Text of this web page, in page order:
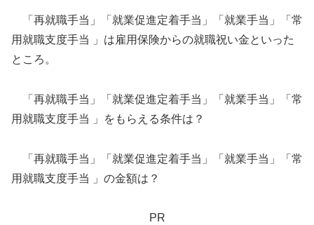
「再就職手当」「就業促進定着手当」「就業手当」「常
用就職支度手当 」は雇用保険からの就職祝い金といった
ところ。
「再就職手当」「就業促進定着手当」「就業手当」「常
用就職支度手当 」をもらえる条件は？
「再就職手当」「就業促進定着手当」「就業手当」「常
用就職支度手当 」の金額は？
PR